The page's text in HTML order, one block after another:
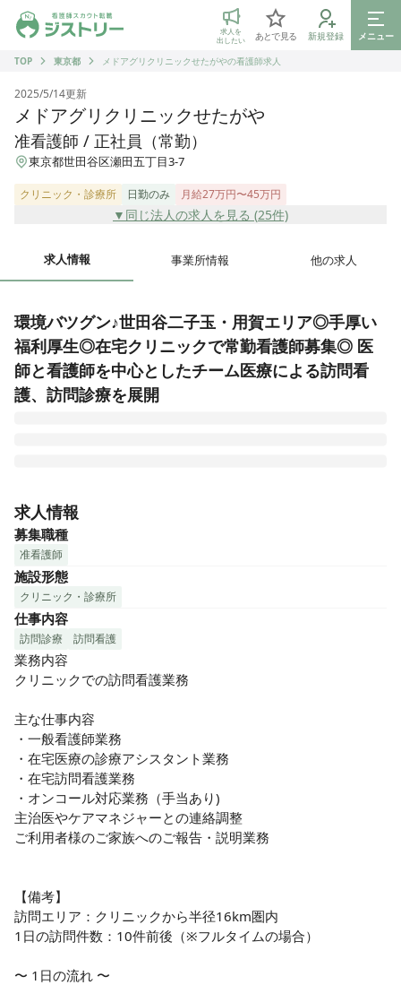
ジストリー 看護師の転職マッチング
求人を
出したい
あとで見る 新規登録
メニュー
TOP
東京都 メドアグリクリニックせたがやの看護師求人
2025/5/14更新
メドアグリクリニックせたがや
准看護師 / 正社員（常勤）
東京都世田谷区瀬田五丁目3-7
クリニック・診療所 日勤のみ 月給27万円〜45万円
▼同じ法人の求人を見る (25件)
求人情報 事業所情報 他の求人
環境バツグン♪世田谷二子玉・用賀エリア◎手厚い
福利厚生◎在宅クリニックで常勤看護師募集◎ 医
師と看護師を中心としたチーム医療による訪問看
護、訪問診療を展開
リニックと2つの有料老人ホームを運営しています。
「病院での治療後に、安心して療養できる場をつくりた
い。」
その想いから、日々、良質なチーム医療の提供を目指して邁
進しております。
この度、「メドアグリクリニックせたがや」（車通勤可）
で、常勤の訪問看護師を募集いたします！
グループならではの豊富な福利厚生、教育制度をご用意して
いますので、訪問看護未経験の方も歓迎です。
在宅医療の需要が高まる中、地域医療に貢献するやりがいあ
《手厚い福利厚生・訪問診療クリニック》
・看護師（ナース）募集！
・みんなで作り上げていく楽しみがあります!
・未経験やブランクなどのお悩みも安心のOJT有り!
・年1回昇給、日勤&高給&福利厚生も充実!
・20代30代40代50代と幅広く活躍しています!
求人情報
募集職種
准看護師
施設形態
クリニック・診療所
仕事内容
訪問診療 訪問看護
業務内容
クリニックでの訪問看護業務
主な仕事内容
・一般看護師業務
・在宅医療の診療アシスタント業務
・在宅訪問看護業務
・オンコール対応業務（手当あり)
主治医やケアマネジャーとの連絡調整
ご利用者様のご家族へのご報告・説明業務
【備考】
訪問エリア：クリニックから半径16km圏内
1日の訪問件数：10件前後（※フルタイムの場合）
〜 1日の流れ 〜